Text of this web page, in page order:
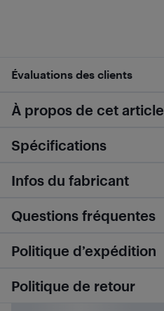
Évaluations des clients
À propos de cet article
Spécifications
Infos du fabricant
Questions fréquentes
Politique d’expédition
Politique de retour